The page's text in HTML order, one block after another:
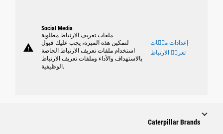
warning
Social Media
ملفات تعريف الارتباط مطلوبة
لتمكين هذه الميزة، يجب عليك قبول
استخدام ملفات تعريف الارتباط الخاصة
بالاستهداف والأداء وملفات تعريف الارتباط
الوظيفية.
إعدادات ملٝات
تعريٝ الارتباط
Caterpillar Brands